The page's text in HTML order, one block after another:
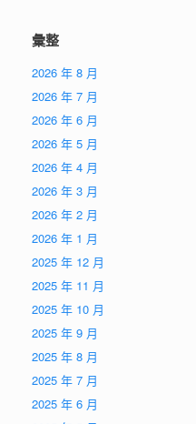
彙整
2026 年 8 月
2026 年 7 月
2026 年 6 月
2026 年 5 月
2026 年 4 月
2026 年 3 月
2026 年 2 月
2026 年 1 月
2025 年 12 月
2025 年 11 月
2025 年 10 月
2025 年 9 月
2025 年 8 月
2025 年 7 月
2025 年 6 月